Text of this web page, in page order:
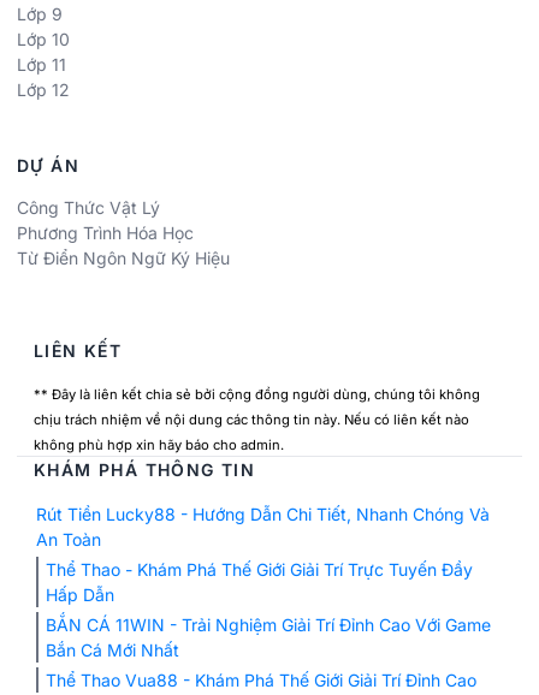
Lớp 9
Lớp 10
Lớp 11
Lớp 12
DỰ ÁN
Công Thức Vật Lý
Phương Trình Hóa Học
Từ Điển Ngôn Ngữ Ký Hiệu
LIÊN KẾT
** Đây là liên kết chia sẻ bởi cộng đồng người dùng, chúng tôi không
chịu trách nhiệm về nội dung các thông tin này. Nếu có liên kết nào
không phù hợp xin hãy báo cho admin.
KHÁM PHÁ THÔNG TIN
Rút Tiền Lucky88 - Hướng Dẫn Chi Tiết, Nhanh Chóng Và
An Toàn
Thể Thao - Khám Phá Thế Giới Giải Trí Trực Tuyến Đầy
Hấp Dẫn
BẮN CÁ 11WIN - Trải Nghiệm Giải Trí Đỉnh Cao Với Game
Bắn Cá Mới Nhất
Thể Thao Vua88 - Khám Phá Thế Giới Giải Trí Đỉnh Cao